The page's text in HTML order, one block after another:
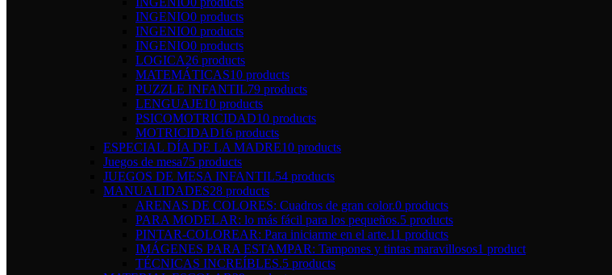
INGENIO0 products
INGENIO0 products
INGENIO0 products
LOGICA26 products
MATEMÁTICAS10 products
PUZZLE INFANTIL79 products
LENGUAJE10 products
PSICOMOTRICIDAD10 products
MOTRICIDAD16 products
ESPECIAL DÍA DE LA MADRE10 products
Juegos de mesa75 products
JUEGOS DE MESA INFANTIL54 products
MANUALIDADES28 products
ARENAS DE COLORES: Cuadros de gran color.0 products
PARA MODELAR: lo más fácil para los pequeños.5 products
PINTAR-COLOREAR: Para iniciarme en el arte.11 products
IMÁGENES PARA ESTAMPAR: Tampones y tintas maravillosos1 product
TÉCNICAS INCREÍBLES.5 products